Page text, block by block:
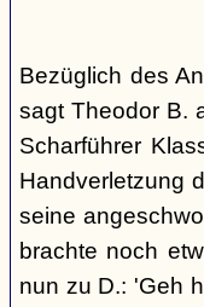
Bezüglich des
sagt Theodor B.
Scharführer
Handverletzung
seine
brachte noch
nun zu D.: 'Geh